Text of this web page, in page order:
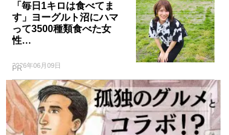
「毎日1キロは食べてま
す」ヨーグルト沼にハマ
って3500種類食べた女
性…
2026年06月09日
PR